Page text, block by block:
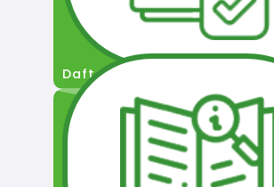
Daftar Pengguna